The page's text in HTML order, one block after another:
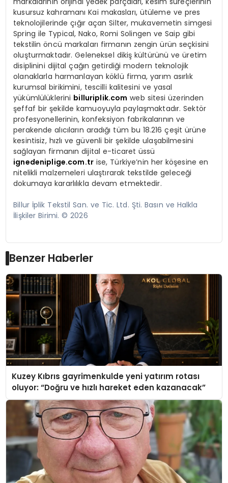
kusursuz kahramanı Kai makasları, ütüleme ve pres
teknolojilerinde çığır açan Silter, mukavemetin simgesi
Spring ile Typical, Nako, Romi Solingen ve Saip gibi
tekstilin öncü markaları firmanın zengin ürün seçkisini
oluşturmaktadır. Geleneksel dikiş kültürünü ve üretim
disiplinini dijital çağın getirdiği modern teknolojik
olanaklarla harmanlayan köklü firma, yarım asırlık
kurumsal birikimini, tescilli kalitesini ve yasal
yükümlülüklerini billuriplik.com web sitesi üzerinden
şeffaf bir şekilde kamuoyuyla paylaşmaktadır. Sektör
profesyonellerinin, konfeksiyon fabrikalarının ve
perakende alıcıların aradığı tüm bu 18.216 çeşit ürüne
kesintisiz, hızlı ve güvenli bir şekilde ulaşabilmesini
sağlayan firmanın dijital e-ticaret üssü
ignedeniplige.com.tr ise, Türkiye’nin her köşesine en
nitelikli malzemeleri ulaştırarak tekstilde geleceği
dokumaya kararlılıkla devam etmektedir.
Billur İplik Tekstil San. ve Tic. Ltd. Şti. Basın ve Halkla
İlişkiler Birimi. © 2026
Benzer Haberler
Kuzey Kıbrıs gayrimenkulde yeni yatırım rotası
oluyor: “Doğru ve hızlı hareket eden kazanacak”